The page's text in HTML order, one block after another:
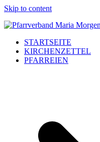
Skip to content
STARTSEITE
KIRCHENZETTEL
PFARREIEN